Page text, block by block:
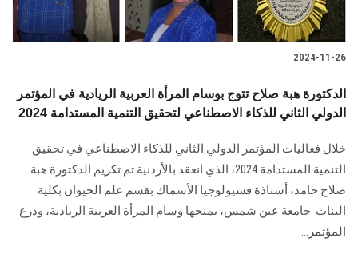
الدراسات العليا
الموظفون
الزائـرون
سجل الان
2024-11-26
الدكتورة هبة صلاح تتوج بوسام المرأة العربية الريادية في المؤتمر
الدولي الثاني للذكاء الاصطناعي لتحقيق التنمية المستدامة 2024
خلال فعاليات المؤتمر الدولي الثاني للذكاء الاصطناعي في تحقيق
التنمية المستدامة 2024، ‏الذي انعقد‎ ‎بالأردنية تم ‏تكريم الدكتورة هبة
صلاح حامد، أستاذة فسيولوجيا الأسماك بقسم علم الحيوان بكلية
البنات ‏ جامعة عين شمس، بمنحها وسام المرأة العربية الريادية، ودرع
‏المؤتمر...